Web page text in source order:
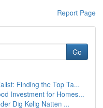
Report Page
Go
Finding the Top Ta...
Investment for Homes...
Dig Kølig Natten ...